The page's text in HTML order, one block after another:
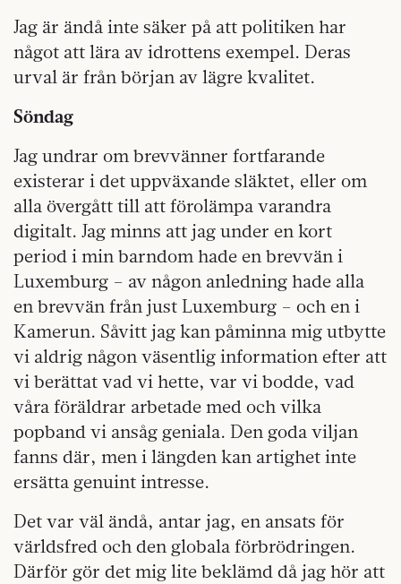
Jag är ändå inte säker på att politiken har
något att lära av idrottens exempel. Deras
urval är från början av lägre kvalitet.
Söndag
Jag undrar om brevvänner fortfarande
existerar i det uppväxande släktet, eller om
alla övergått till att förolämpa varandra
digitalt. Jag minns att jag under en kort
period i min barndom hade en brevvän i
Luxemburg – av någon anledning hade alla
en brevvän från just Luxemburg – och en i
Kamerun. Såvitt jag kan påminna mig utbytte
vi aldrig någon väsentlig information efter att
vi berättat vad vi hette, var vi bodde, vad
våra föräldrar arbetade med och vilka
popband vi ansåg geniala. Den goda viljan
fanns där, men i längden kan artighet inte
ersätta genuint intresse.
Det var väl ändå, antar jag, en ansats för
världsfred och den globala förbrödringen.
Därför gör det mig lite beklämd då jag hör att